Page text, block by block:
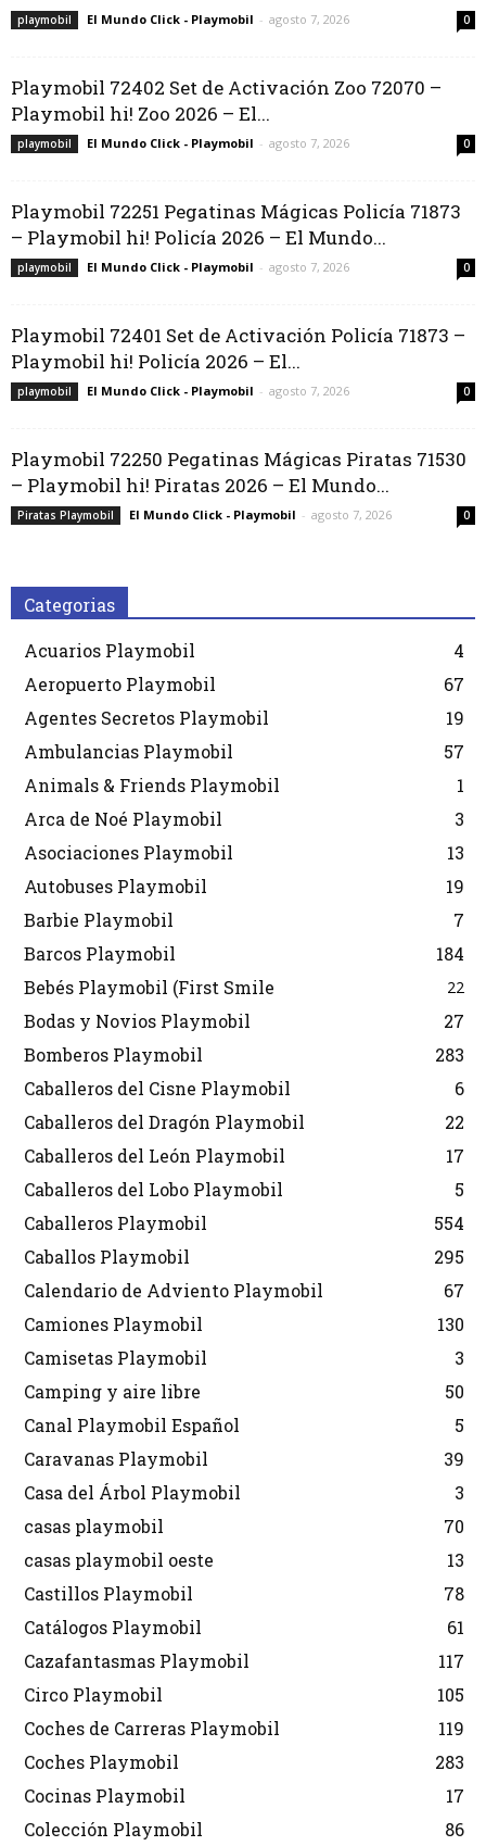
playmobil El Mundo Click - Playmobil - agosto 7, 2026 0
Playmobil 72402 Set de Activación Zoo 72070 –
Playmobil hi! Zoo 2026 – El...
playmobil El Mundo Click - Playmobil - agosto 7, 2026 0
Playmobil 72251 Pegatinas Mágicas Policía 71873
– Playmobil hi! Policía 2026 – El Mundo...
playmobil El Mundo Click - Playmobil - agosto 7, 2026 0
Playmobil 72401 Set de Activación Policía 71873 –
Playmobil hi! Policía 2026 – El...
playmobil El Mundo Click - Playmobil - agosto 7, 2026 0
Playmobil 72250 Pegatinas Mágicas Piratas 71530
– Playmobil hi! Piratas 2026 – El Mundo...
Piratas Playmobil El Mundo Click - Playmobil - agosto 7, 2026 0
Categorias
Acuarios Playmobil
4
Aeropuerto Playmobil
67
Agentes Secretos Playmobil
19
Ambulancias Playmobil
57
Animals & Friends Playmobil
1
Arca de Noé Playmobil
3
Asociaciones Playmobil
13
Autobuses Playmobil
19
Barbie Playmobil
7
Barcos Playmobil
184
Bebés Playmobil (First Smile
22
Bodas y Novios Playmobil
27
Bomberos Playmobil
283
Caballeros del Cisne Playmobil
6
Caballeros del Dragón Playmobil
22
Caballeros del León Playmobil
17
Caballeros del Lobo Playmobil
5
Caballeros Playmobil
554
Caballos Playmobil
295
Calendario de Adviento Playmobil
67
Camiones Playmobil
130
Camisetas Playmobil
3
Camping y aire libre
50
Canal Playmobil Español
5
Caravanas Playmobil
39
Casa del Árbol Playmobil
3
casas playmobil
70
casas playmobil oeste
13
Castillos Playmobil
78
Catálogos Playmobil
61
Cazafantasmas Playmobil
117
Circo Playmobil
105
Coches de Carreras Playmobil
119
Coches Playmobil
283
Cocinas Playmobil
17
Colección Playmobil
86